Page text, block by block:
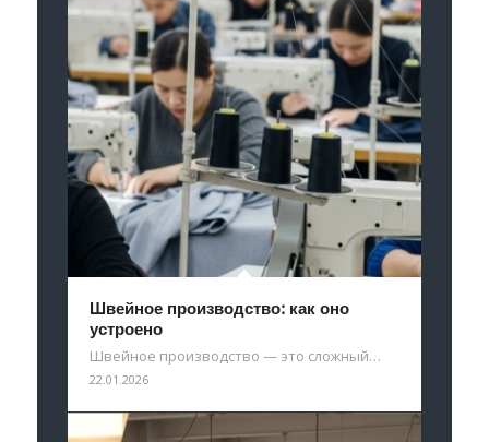
Швейное производство: как оно
устроено
Швейное производство — это сложный…
22.01.2026